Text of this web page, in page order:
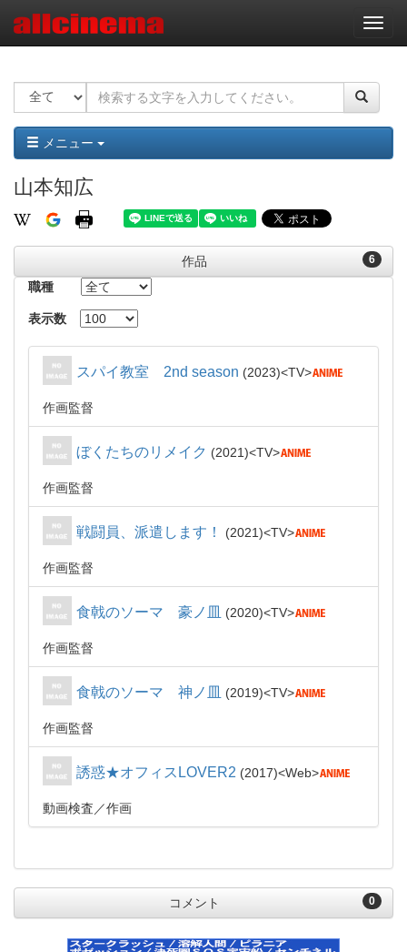
ナ
ビ
ー
ョ
ン
メニュー
山本知広
6
作品
職種
表示数
スパイ教室 2nd season 2023 TV
作画監督
ぼくたちのリメイク 2021 TV
作画監督
戦闘員、派遣します！ 2021 TV
作画監督
食戟のソーマ 豪ノ皿 2020 TV
作画監督
食戟のソーマ 神ノ皿 2019 TV
作画監督
誘惑★オフィスLOVER2 2017 Web
動画検査 作画
0
コメント